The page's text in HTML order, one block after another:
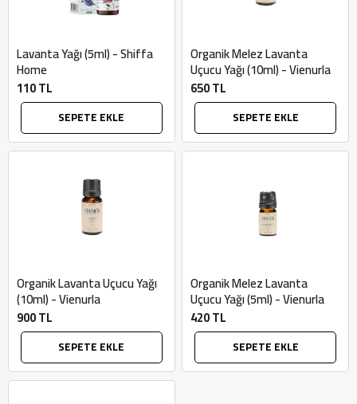
Lavanta Yağı (5ml) - Shiffa
Home
110 TL
SEPETE EKLE
Organik Melez Lavanta
Uçucu Yağı (10ml) - Vienurla
650 TL
SEPETE EKLE
Organik Lavanta Uçucu Yağı
(10ml) - Vienurla
900 TL
SEPETE EKLE
Organik Melez Lavanta
Uçucu Yağı (5ml) - Vienurla
420 TL
SEPETE EKLE